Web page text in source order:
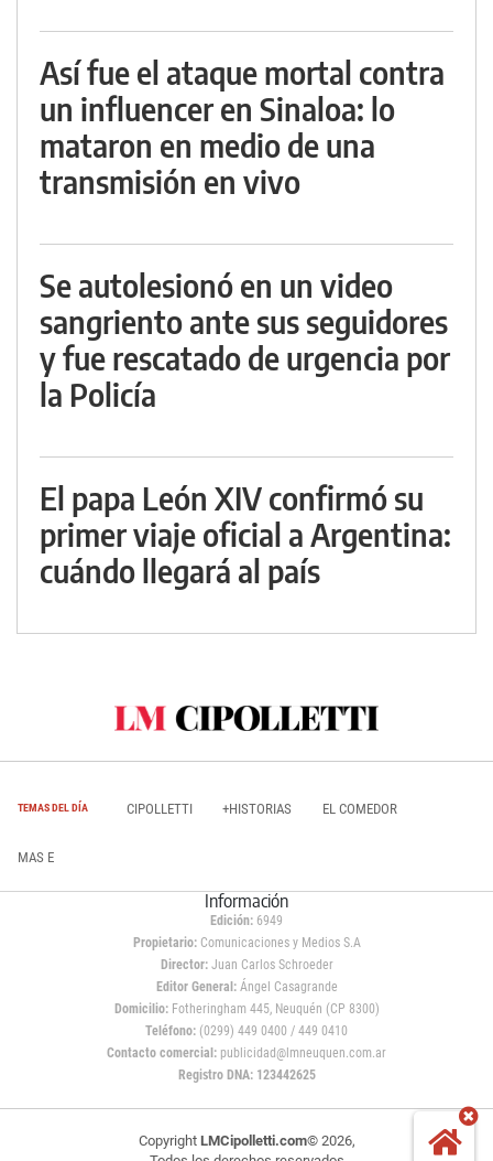
Así fue el ataque mortal contra
un influencer en Sinaloa: lo
mataron en medio de una
transmisión en vivo
Se autolesionó en un video
sangriento ante sus seguidores
y fue rescatado de urgencia por
la Policía
El papa León XIV confirmó su
primer viaje oficial a Argentina:
cuándo llegará al país
TEMAS DEL DÍA CIPOLLETTI +HISTORIAS EL COMEDOR
MAS E
Información
Edición: 6949
Propietario:Comunicaciones y Medios S.A
Director: Juan Carlos Schroeder
Editor General:Ángel Casagrande
Domicilio:Fotheringham 445, Neuquén (CP 8300)
Teléfono: (0299) 449 0400 / 449 0410
Contacto comercial: publicidad@lmneuquen.com.ar
Registro DNA: 123442625
Copyright LMCipolletti.com© 2026,